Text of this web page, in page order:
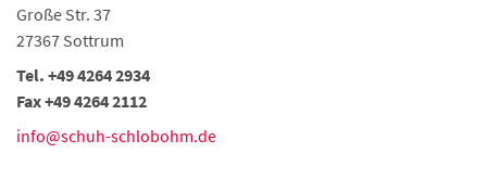
Große Str. 37
27367 Sottrum
Tel. +49 4264 2934
Fax +49 4264 2112
info@schuh-schlobohm.de